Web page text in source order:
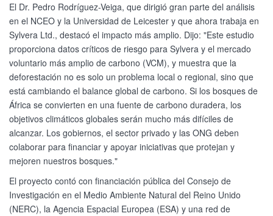
El Dr. Pedro Rodríguez-Veiga, que dirigió gran parte del análisis
en el NCEO y la Universidad de Leicester y que ahora trabaja en
Sylvera Ltd., destacó el impacto más amplio. Dijo: "Este estudio
proporciona datos críticos de riesgo para Sylvera y el mercado
voluntario más amplio de carbono (VCM), y muestra que la
deforestación no es solo un problema local o regional, sino que
está cambiando el balance global de carbono. Si los bosques de
África se convierten en una fuente de carbono duradera, los
objetivos climáticos globales serán mucho más difíciles de
alcanzar. Los gobiernos, el sector privado y las ONG deben
colaborar para financiar y apoyar iniciativas que protejan y
mejoren nuestros bosques."
El proyecto contó con financiación pública del Consejo de
Investigación en el Medio Ambiente Natural del Reino Unido
(NERC), la Agencia Espacial Europea (ESA) y una red de